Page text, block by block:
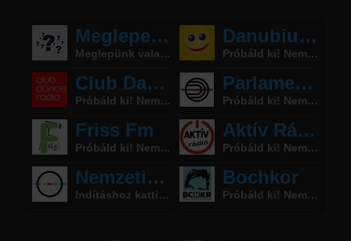
Rádió Gold kapcsolatos hírek
Partnerek
Rádiós partnerek
Ágyazd be weboldaladba
Online rádió készítés
Készítés lépésről lépésre